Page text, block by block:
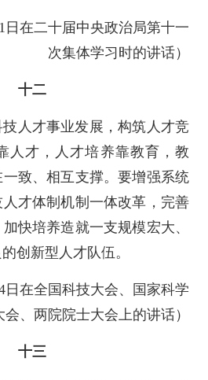
日在二十届中央政治局第十一
次集体学习时的讲话）
十二
人才事业发展，构筑人才竞
人才，人才培养靠教育，教
致、相互支撑。要增强系统
才体制机制一体改革，完善
快培养造就一支规模宏大、
创新型人才队伍。
日在全国科技大会、国家科学
、两院院士大会上的讲话）
十三